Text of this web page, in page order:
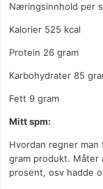
Næringsinnhold per
Kalorier 525 kcal
Protein 26 gram
Karbohydrater 85
Fett 9 gram
Mitt spm:
Hvordan regner
gram produkt. Måter
prosent, osv hadde